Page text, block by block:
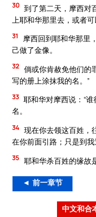
30 到了第二天，摩西对
上耶和华那里去，或者
31
摩西回到耶和华那里
己做了金像。
32 倘或你肯赦免他们的
写的册上涂抹我的名。”
33 耶和华对摩西说：“
名。
34 现在你去领这百姓，
在你前面引路；只是到
35 耶和华杀百姓的缘故
◄ 前一章节
中文和合